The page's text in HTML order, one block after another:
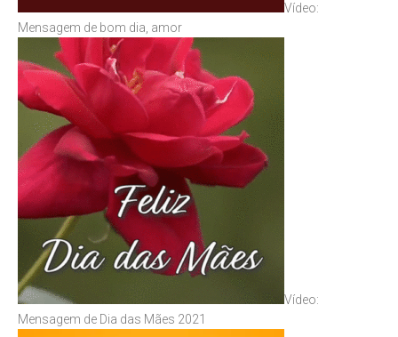
Vídeo:
Mensagem de bom dia, amor
Vídeo:
Mensagem de Dia das Mães 2021